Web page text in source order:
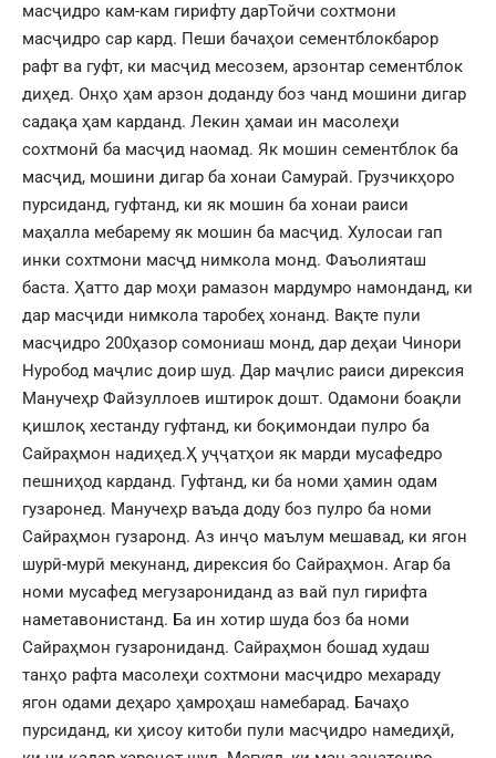
масҷидро кам-кам гирифту дарТойчи сохтмони
масҷидро сар кард. Пеши бачаҳои сементблокбарор
рафт ва гуфт, ки масҷид месозем, арзонтар сементблок
диҳед. Онҳо ҳам арзон доданду боз чанд мошини дигар
садақа ҳам карданд. Лекин ҳамаи ин масолеҳи
сохтмонӣ ба масҷид наомад. Як мошин сементблок ба
масҷид, мошини дигар ба хонаи Самурай. Грузчикҳоро
пурсиданд, гуфтанд, ки як мошин ба хонаи раиси
маҳалла мебарему як мошин ба масҷид. Хулосаи гап
инки сохтмони масҷд нимкола монд. Фаъолияташ
баста. Ҳатто дар моҳи рамазон мардумро намонданд, ки
дар масҷиди нимкола таробеҳ хонанд. Вақте пули
масҷидро 200ҳазор сомониаш монд, дар деҳаи Чинори
Нуробод маҷлис доир шуд. Дар маҷлис раиси дирексия
Манучеҳр Файзуллоев иштирок дошт. Одамони боақли
қишлоқ хестанду гуфтанд, ки боқимондаи пулро ба
Сайраҳмон надиҳед.Ҳ уҷҷатҳои як марди мусафедро
пешниҳод карданд. Гуфтанд, ки ба номи ҳамин одам
гузаронед. Манучеҳр ваъда доду боз пулро ба номи
Сайраҳмон гузаронд. Аз инҷо маълум мешавад, ки ягон
шурӣ-мурӣ мекунанд, дирексия бо Сайраҳмон. Агар ба
номи мусафед мегузарониданд аз вай пул гирифта
наметавонистанд. Ба ин хотир шуда боз ба номи
Сайраҳмон гузарониданд. Сайраҳмон бошад худаш
танҳо рафта масолеҳи сохтмони масҷидро мехараду
ягон одами деҳаро ҳамроҳаш намебарад. Бачаҳо
пурсиданд, ки ҳисоу китоби пули масҷидро намедиҳӣ,